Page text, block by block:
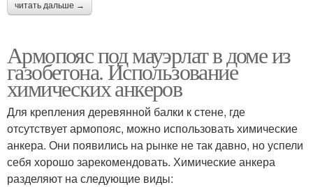
читать дальше →
Армопояс под мауэрлат в доме из
газобетона. Использование
химических анкеров
Для крепления деревянной балки к стене, где
отсутствует армопояс, можно использовать химические
анкера. Они появились на рынке не так давно, но успели
себя хорошо зарекомендовать. Химические анкера
разделяют на следующие виды: